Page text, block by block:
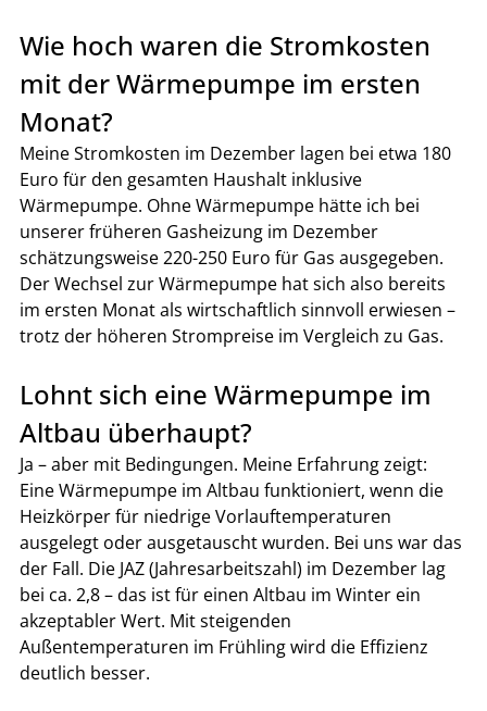
Wie hoch waren die Stromkosten
mit der Wärmepumpe im ersten
Monat?
Meine Stromkosten im Dezember lagen bei etwa 180
Euro für den gesamten Haushalt inklusive
Wärmepumpe. Ohne Wärmepumpe hätte ich bei
unserer früheren Gasheizung im Dezember
schätzungsweise 220-250 Euro für Gas ausgegeben.
Der Wechsel zur Wärmepumpe hat sich also bereits
im ersten Monat als wirtschaftlich sinnvoll erwiesen –
trotz der höheren Strompreise im Vergleich zu Gas.
Lohnt sich eine Wärmepumpe im
Altbau überhaupt?
Ja – aber mit Bedingungen. Meine Erfahrung zeigt:
Eine Wärmepumpe im Altbau funktioniert, wenn die
Heizkörper für niedrige Vorlauftemperaturen
ausgelegt oder ausgetauscht wurden. Bei uns war das
der Fall. Die JAZ (Jahresarbeitszahl) im Dezember lag
bei ca. 2,8 – das ist für einen Altbau im Winter ein
akzeptabler Wert. Mit steigenden
Außentemperaturen im Frühling wird die Effizienz
deutlich besser.